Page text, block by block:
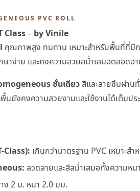
PVC ROLL
Class– by Vinile
คุณภาพสูง ทนทาน เหมาะสำหรับพื้นที่ที่มี
าง่าย และคงความสวยสม่ำเสมอตลอดอา
ชั้นเดียวสีและลายซึมผ่าน
นยังคงความสวยงามและใช้งานได้เต็มป
Class): เกินกว่ามาตรฐาน PVC เหมาะ
ลวดลายและสีสม่ำเสมอทั้งความห
ง 2 ม. หนา 2.0 มม.